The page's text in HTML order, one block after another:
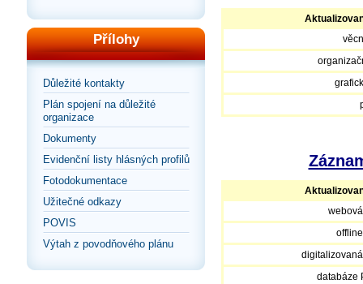
Přílohy
Důležité kontakty
Plán spojení na důležité
organizace
Dokumenty
Evidenční listy hlásných profilů
Fotodokumentace
Užitečné odkazy
POVIS
Výtah z povodňového plánu
databáze